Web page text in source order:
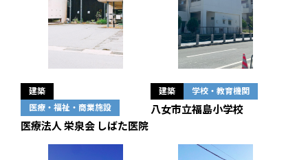
建築
医療・福祉・商業施設
医療法人 栄泉会 しばた医院
建築 学校・教育機関
八女市立福島小学校